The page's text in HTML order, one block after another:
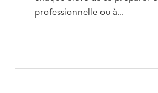
professionnelle ou à…